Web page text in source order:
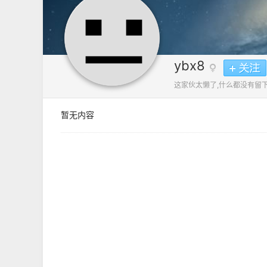
ybx8
这家伙太懒了,什么都没有留
暂无内容